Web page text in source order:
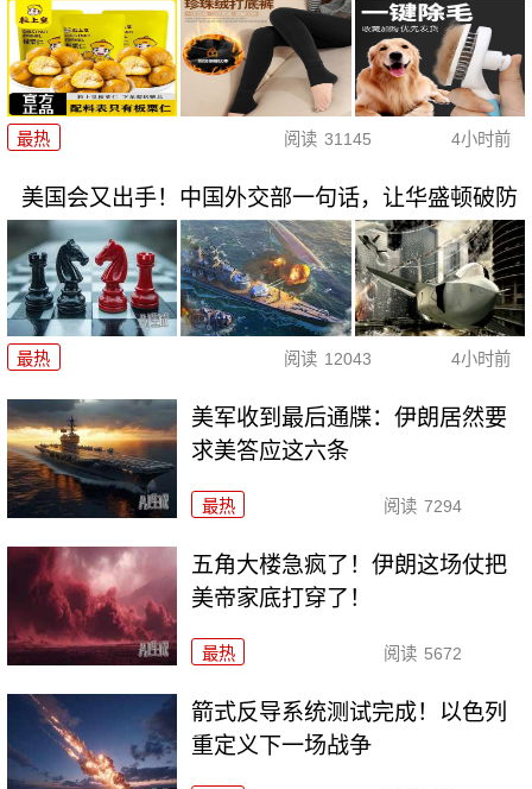
最热 阅读 31145 4小时前
美国会又出手！中国外交部一句话，让华盛顿破防
最热 阅读 12043 4小时前
美军收到最后通牒：伊朗居然要
求美答应这六条
最热 阅读 7294
五角大楼急疯了！伊朗这场仗把
美帝家底打穿了！
最热 阅读 5672
箭式反导系统测试完成！以色列
重定义下一场战争